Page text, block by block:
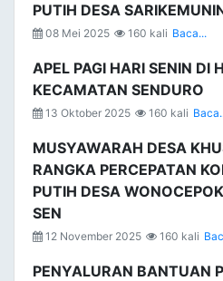
PUTIH DESA
08 Mei 2025 160 kali Baca...
APEL PAGI HARI SENIN DI
KECAMATAN SENDURO
13 Oktober 2025 160 kali
MUSYAWARAH DESA
RANGKA PERCEPATAN
PUTIH DESA
SEN
12 November 2025 160 kali
PENYALURAN BANTUAN